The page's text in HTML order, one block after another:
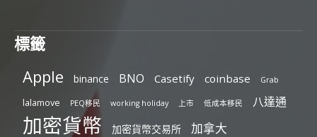
標籤
Apple binance BNO Casetify coinbase Grab
lalamove PEQ移民 working holiday 上市 低成本移民 八達通
加密貨幣 加密貨幣交易所 加拿大